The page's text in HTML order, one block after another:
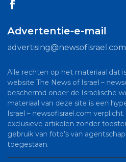
Advertentie-e-mail
advertising@newsofisrael.com
Alle rechten op het materiaal dat
website The News of Israel –
beschermd onder de Israëlische
materiaal van deze site is een
Israel – newsofisrael.com
exclusieve artikelen zonder
gebruik van foto’s van
toegestaan.